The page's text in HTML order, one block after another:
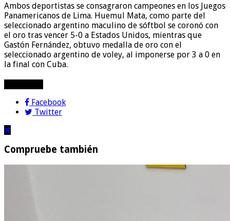
Ambos deportistas se consagraron campeones en los Juegos
Panamericanos de Lima. Huemul Mata, como parte del
seleccionado argentino maculino de sóftbol se coronó con
el oro tras vencer 5-0 a Estados Unidos, mientras que
Gastón Fernández, obtuvo medalla de oro con el
seleccionado argentino de voley, al imponerse por 3 a 0 en
la final con Cuba.
Facebook
Twitter
Compruebe también